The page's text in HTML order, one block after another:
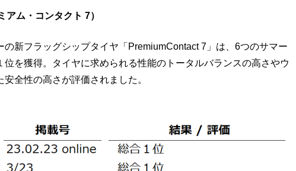
ム・コンタクト 7）
の新フラッグシップタイヤ「PremiumContact 7」は、6つのサマー
位を獲得。タイヤに求められる性能のトータルバランスの高さやウ
全性の高さが評価されました。